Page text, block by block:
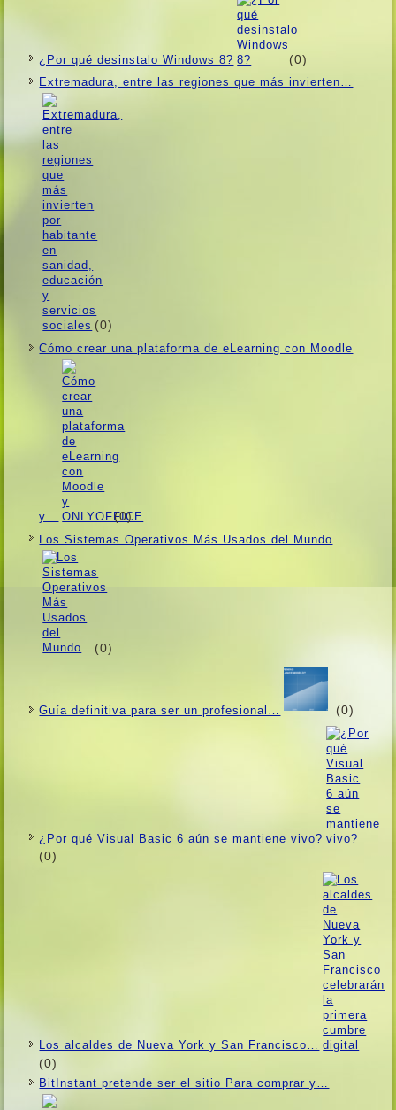
¿Por qué desinstalo Windows 8? (0)
Extremadura, entre las regiones que más invierten…
(0)
Cómo crear una plataforma de eLearning con Moodle
y… (0)
Los Sistemas Operativos Más Usados ​​del Mundo
(0)
Guí­a definitiva para ser un profesional… (0)
¿Por qué Visual Basic 6 aún se mantiene vivo?
(0)
Los alcaldes de Nueva York y San Francisco…
(0)
BitInstant pretende ser el sitio Para comprar y…